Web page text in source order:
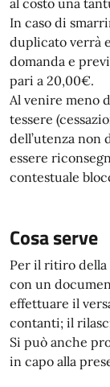
al costo una
In caso di
duplicato verrà
domanda e
pari a 20,00€.
Al venire meno
tessere
dell’utenza non
essere
contestuale
Cosa serve
Per il ritiro della
con un
effettuare il
contanti; il
Si può anche
in capo alla